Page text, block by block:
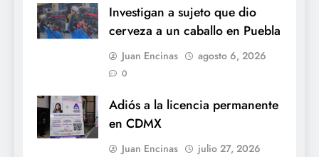
Investigan a sujeto que dio
cerveza a un caballo en Puebla
Juan Encinas agosto 6, 2026
0
Adiós a la licencia permanente
en CDMX
Juan Encinas julio 27, 2026